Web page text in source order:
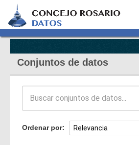
Conjuntos de datos
Ordenar por